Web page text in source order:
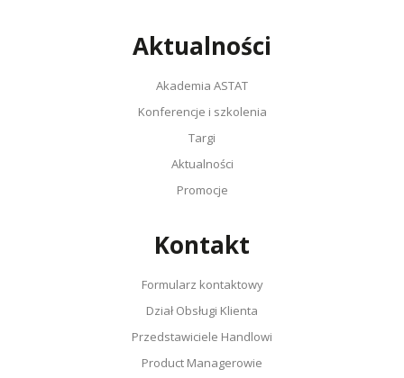
Aktualności
Akademia ASTAT
Konferencje i szkolenia
Targi
Aktualności
Promocje
Kontakt
Formularz kontaktowy
Dział Obsługi Klienta
Przedstawiciele Handlowi
Product Managerowie